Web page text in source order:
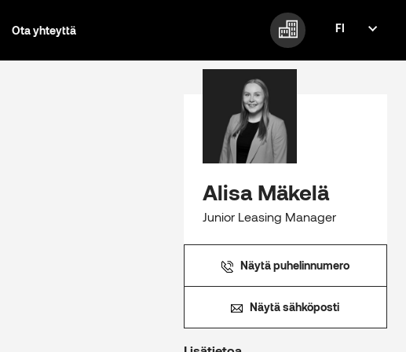
Ota yhteyttä
FI
Alisa Mäkelä
Junior Leasing Manager
Näytä puhelinnumero
Näytä sähköposti